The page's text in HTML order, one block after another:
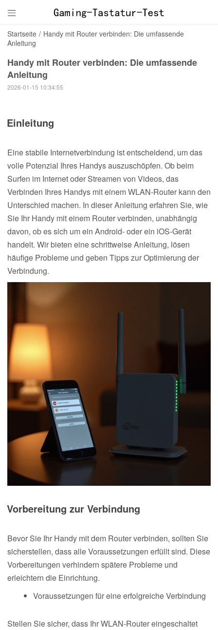

Startseite / Handy mit Router verbinden: Die umfassende
Anleitung
Handy mit Router verbinden: Die umfassende
Anleitung
2026-01-15 10:34:55
Einleitung
Eine stabile Internetverbindung ist entscheidend, um das
volle Potenzial Ihres Handys auszuschöpfen. Ob beim
Surfen im Internet oder Streamen von Videos, das
Verbinden Ihres Handys mit einem WLAN-Router kann den
Unterschied machen. In dieser Anleitung erfahren Sie, wie
Sie Ihr Handy mit einem Router verbinden, unabhängig
davon, ob es sich um ein Android- oder ein iOS-Gerät
handelt. Wir bieten eine schrittweise Anleitung, lösen
häufige Probleme und geben Tipps zur Optimierung der
Verbindung.
Vorbereitung zur Verbindung
Bevor Sie Ihr Handy mit dem Router verbinden, sollten Sie
sicherstellen, dass alle Voraussetzungen erfüllt sind. Diese
Vorbereitungen verhindern spätere Probleme und
erleichtern die Einrichtung.
Voraussetzungen für eine erfolgreiche Verbindung
Stellen Sie sicher, dass Ihr WLAN-Router eingeschaltet